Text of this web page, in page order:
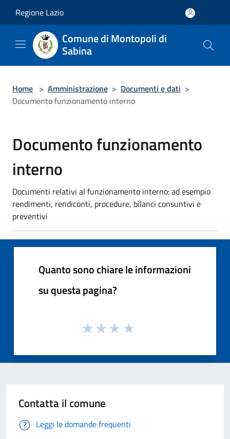
Regione Lazio
Comune di Montopoli di
Sabina
Home > Amministrazione > Documenti e dati >
Documento funzionamento interno
Documento funzionamento
interno
Documenti relativi al funzionamento interno: ad esempio
rendimenti, rendiconti, procedure, bilanci consuntivi e
preventivi
Quanto sono chiare le informazioni
su questa pagina?
Contatta il comune
Leggi le domande frequenti